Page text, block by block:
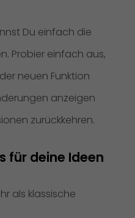
Du einfach die
Probier einfach aus,
neuen Funktion
anzeigen
zurückkehren.
für deine Ideen
als klassische